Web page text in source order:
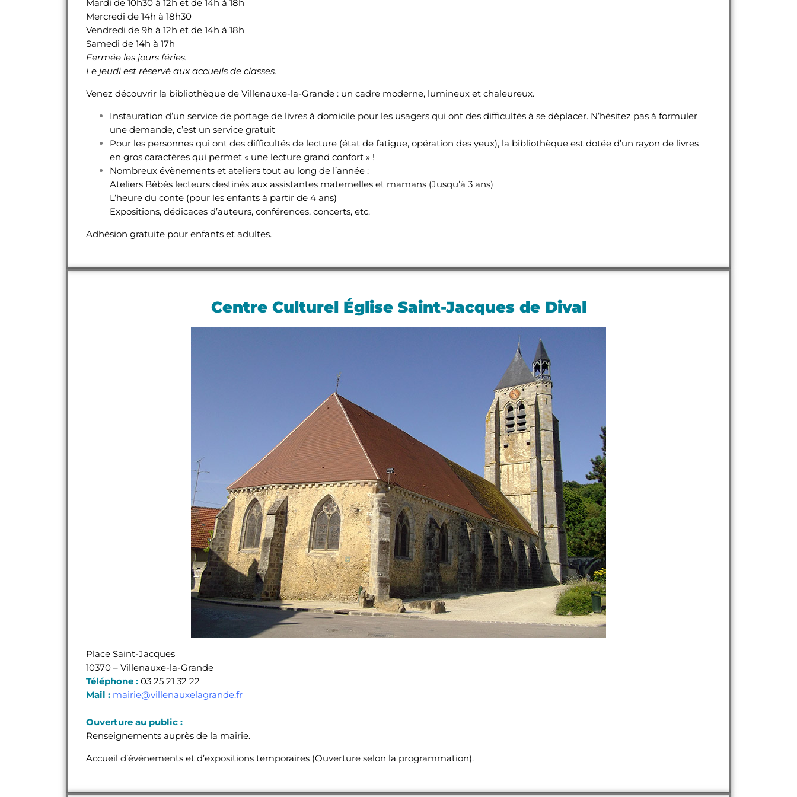
Mardi de 10h30 à 12h et de 14h à 18h
Mercredi de 14h à 18h30
Vendredi de 9h à 12h et de 14h à 18h
Samedi de 14h à 17h
Fermée les jours féries.
Le jeudi est réservé aux accueils de classes.
Venez découvrir la bibliothèque de Villenauxe-la-Grande : un cadre moderne, lumineux et chaleureux.
Instauration d’un service de portage de livres à domicile pour les usagers qui ont des difficultés à se déplacer. N’hésitez pas à formuler
une demande, c’est un service gratuit
Pour les personnes qui ont des difficultés de lecture (état de fatigue, opération des yeux), la bibliothèque est dotée d’un rayon de livres
en gros caractères qui permet « une lecture grand confort » !
Nombreux évènements et ateliers tout au long de l’année :
Ateliers Bébés lecteurs destinés aux assistantes maternelles et mamans (Jusqu’à 3 ans)
L’heure du conte (pour les enfants à partir de 4 ans)
Expositions, dédicaces d’auteurs, conférences, concerts, etc.
Adhésion gratuite pour enfants et adultes.
Centre Culturel Église Saint-Jacques de Dival
Place Saint-Jacques
10370 – Villenauxe-la-Grande
Téléphone : 03 25 21 32 22
Mail : mairie@villenauxelagrande.fr
Ouverture au public :
Renseignements auprès de la mairie.
Accueil d’événements et d’expositions temporaires (Ouverture selon la programmation).